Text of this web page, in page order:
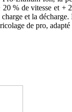
% de vitesse et
et la
de pro, adapté